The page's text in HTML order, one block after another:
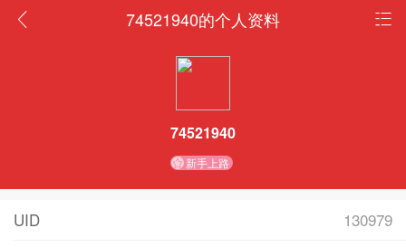
74521940的个人资料
74521940
新手上路
UID
130979